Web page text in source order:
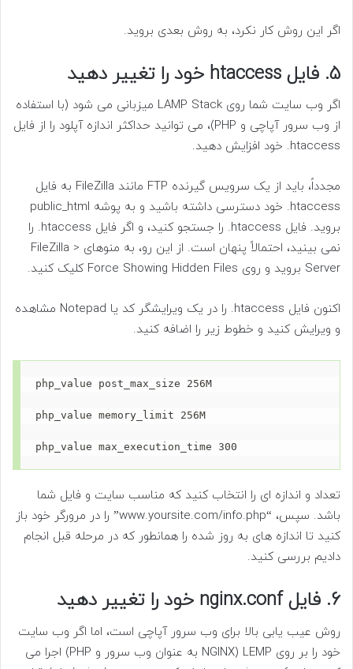
اگر این روش کار نکرد، به روش بعدی بروید.
5. فایل htaccess خود را تغییر دهید
اگر وب سایت شما روی LAMP Stack میزبانی می شود (با استفاده
از وب سرور آپاچی و PHP)، می توانید حداکثر اندازه آپلود را از فایل
htaccess. خود افزایش دهید.
مجدداً، باید از یک سرویس گیرنده FTP مانند FileZilla به فایل
htaccess. خود دسترسی داشته باشید و به پوشه public_html
بروید. فایل htaccess. را جستجو کنید، و اگر فایل htaccess. را
نمی بینید، احتمالاً پنهان است. از این رو، به منوهای FileZilla >
Server بروید و روی Force Showing Hidden Files کلیک کنید.
اکنون فایل htaccess. را در یک ویرایشگر کد یا Notepad مشاهده
و ویرایش کنید و خطوط زیر را اضافه کنید.
php_value post_max_size 256M
php_value memory_limit 256M
php_value max_execution_time 300
تعداد و اندازه ای را انتخاب کنید که مناسب سایت و فایل شما
باشد. سپس، “www.yoursite.com/info.php” را در مرورگر خود باز
کنید تا اندازه های به روز شده را همانطور که در مرحله قبل انجام
دادیم بررسی کنید.
6. فایل nginx.conf خود را تغییر دهید
روش عیب یابی بالا برای وب سرور آپاچی است، اما اگر وب سایت
خود را بر روی LEMP (NGINX به عنوان وب سرور و PHP) اجرا می